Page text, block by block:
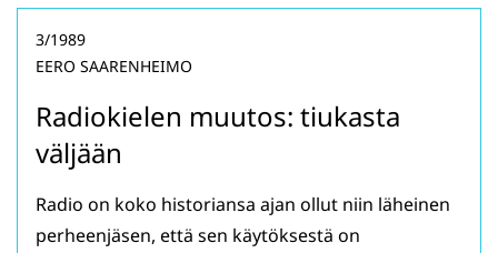
Radiokielen muutos: tiukasta
väljään
3/1989
EERO SAARENHEIMO
Radio on koko historiansa ajan ollut niin läheinen
perheenjäsen, että sen käytöksestä on